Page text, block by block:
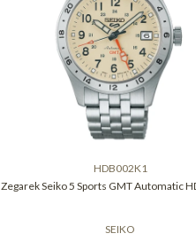
HDB002K1
Zegarek Seiko 5 Sports GMT Automatic
SEIKO